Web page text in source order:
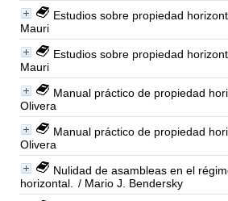
Estudios sobre propiedad
Mauri
Estudios sobre propiedad
Mauri
Manual práctico de propiedad
Olivera
Manual práctico de propiedad
Olivera
Nulidad de asambleas en el
horizontal.
/ Mario J. Bendersky